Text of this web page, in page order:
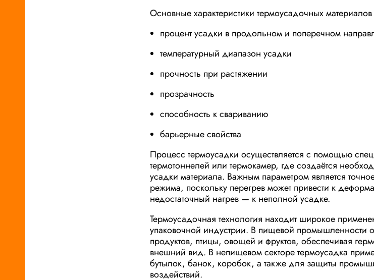
Основные характеристики термоусадочных
процент усадки в продольном и поперечном
температурный диапазон усадки
прочность при растяжении
прозрачность
способность к свариванию
барьерные свойства
Процесс термоусадки осуществляется с помощью
термотоннелей или термокамер, где создаётся
усадки материала. Важным параметром является
режима, поскольку перегрев может привести к
недостаточный нагрев — к неполной усадке.
Термоусадочная технология находит широкое
упаковочной индустрии. В пищевой промышленности
продуктов, птицы, овощей и фруктов, обеспечивая
внешний вид. В непищевом секторе термоусадка
бутылок, банок, коробок, а также для защиты
воздействий.